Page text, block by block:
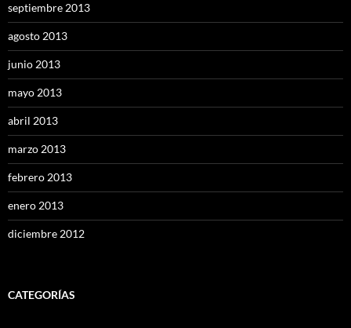
septiembre 2013
agosto 2013
junio 2013
mayo 2013
abril 2013
marzo 2013
febrero 2013
enero 2013
diciembre 2012
CATEGORÍAS